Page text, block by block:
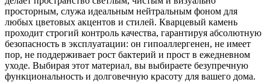
просторным, служа идеальным нейтральным фоном для
любых цветовых акцентов и стилей. Кварцевый камень
проходит строгий контроль качества, гарантируя абсолютную
безопасность в эксплуатации: он гипоаллергенен, не имеет
пор, не поддерживает рост бактерий и прост в ежедневном
уходе. Выбирая этот материал, вы выбираете безупречную
функциональность и долговечную красоту для вашего дома.